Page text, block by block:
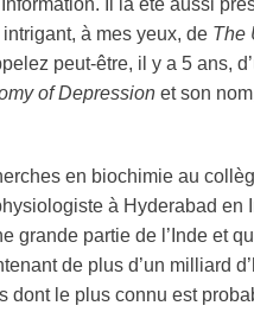
Il la été aussi
à mes yeux, de The
peut-être, il y a 5 ans,
of Depression et son
en biochimie au
à Hyderabad en
grande partie de l’Inde et
de plus d’un milliard
dont le plus connu est